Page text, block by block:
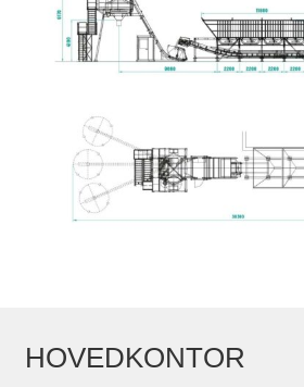
HOVEDKONTOR